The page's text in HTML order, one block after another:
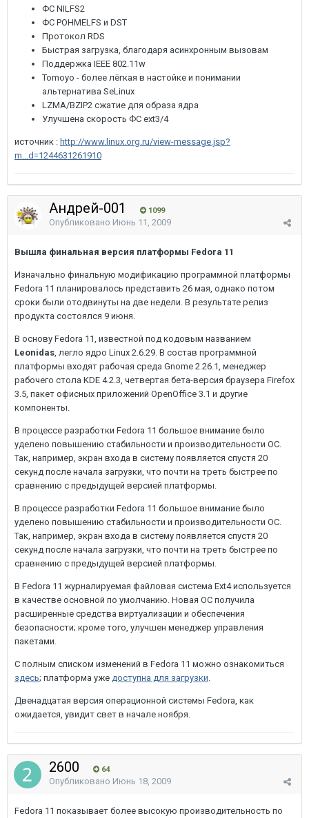
ФС NILFS2
ФС POHMELFS и DST
Протокол RDS
Быстрая загрузка, благодаря асинхронным вызовам
Поддержка IEEE 802.11w
Tomoyo - более лёгкая в настойке и понимании
альтернатива SeLinux
LZMA/BZIP2 сжатие для образа ядра
Улучшена скорость ФС ext3/4
источник : http://www.linux.org.ru/view-message.jsp?
m...d=1244631261910
Андрей-001 1099
Опубликовано Июнь 11, 2009
Вышла финальная версия платформы Fedora 11
Изначально финальную модификацию программной платформы
Fedora 11 планировалось представить 26 мая, однако потом
сроки были отодвинуты на две недели. В результате релиз
продукта состоялся 9 июня.
В основу Fedora 11, известной под кодовым названием
Leonidas, легло ядро Linux 2.6.29. В состав программной
платформы входят рабочая среда Gnome 2.26.1, менеджер
рабочего стола KDE 4.2.3, четвертая бета-версия браузера Firefox
3.5, пакет офисных приложений OpenOffice 3.1 и другие
компоненты.
В процессе разработки Fedora 11 большое внимание было
уделено повышению стабильности и производительности ОС.
Так, например, экран входа в систему появляется спустя 20
секунд после начала загрузки, что почти на треть быстрее по
сравнению с предыдущей версией платформы.
В процессе разработки Fedora 11 большое внимание было
уделено повышению стабильности и производительности ОС.
Так, например, экран входа в систему появляется спустя 20
секунд после начала загрузки, что почти на треть быстрее по
сравнению с предыдущей версией платформы.
В Fedora 11 журналируемая файловая система Ext4 используется
в качестве основной по умолчанию. Новая ОС получила
расширенные средства виртуализации и обеспечения
безопасности; кроме того, улучшен менеджер управления
пакетами.
С полным списком изменений в Fedora 11 можно ознакомиться
здесь; платформа уже доступна для загрузки.
Двенадцатая версия операционной системы Fedora, как
ожидается, увидит свет в начале ноября.
2600 64
Опубликовано Июнь 18, 2009
Fedora 11 показывает более высокую производительность по